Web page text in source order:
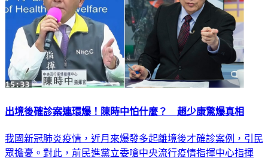
出境後確診案連環爆！陳時中怕什麼？ 趙少康驚爆真相
我國新冠肺炎疫情，近月來爆發多起離境後才確診案例，引民
眾擔憂。對此，前民進黨立委嗆中央流行疫情指揮中心指揮